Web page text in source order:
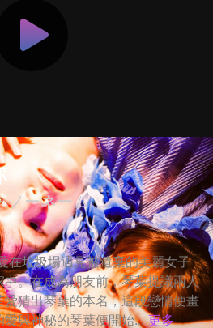
ノーネーム
在垃圾場遇見被遺棄的美麗女子
。在成為朋友前，琴葉提議兩人
猜出琴葉的本名，這段戀情便畫
與神秘的琴葉便開始... 更多